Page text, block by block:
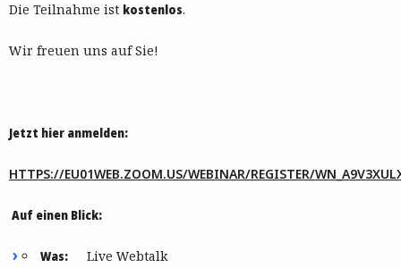
Die Teilnahme ist kostenlos.
Wir freuen uns auf Sie!
Jetzt hier anmelden:
HTTPS://EU01WEB.ZOOM.US/WEBINAR/REGISTER/
Auf einen Blick:
Was: Live Webtalk